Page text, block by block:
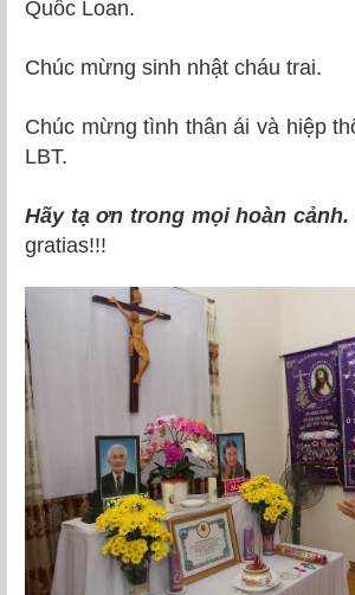
Quốc Loan.
Chúc mừng sinh nhật cháu trai.
Chúc mừng tình thân ái và hiệp
LBT.
Hãy tạ ơn trong mọi hoàn cảnh.
gratias!!!